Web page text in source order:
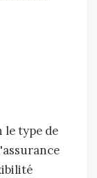
le type de